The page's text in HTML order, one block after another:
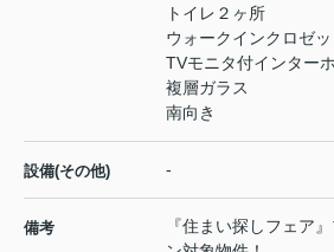
トイレ２ヶ所
ウォークインクロゼッ
TVモニタ付インター
複層ガラス
南向き
設備(その他) -
備考
『住まい探しフェア